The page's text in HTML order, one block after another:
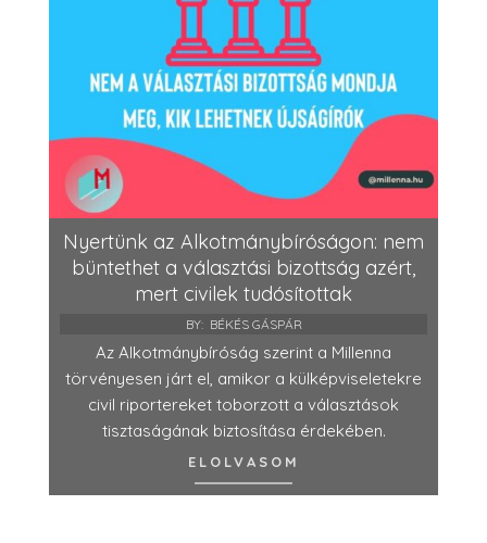
Nyertünk az Alkotmánybíróságon: nem
büntethet a választási bizottság azért,
mert civilek tudósítottak
BY: BÉKÉS GÁSPÁR
Az Alkotmánybíróság szerint a Millenna
törvényesen járt el, amikor a külképviseletekre
civil riportereket toborzott a választások
tisztaságának biztosítása érdekében.
ELOLVASOM